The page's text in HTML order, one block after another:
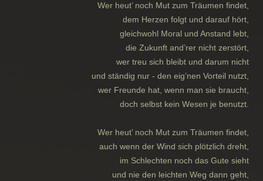
Wer heut’ noch Mut zum Träumen findet,
dem Herzen folgt und darauf hört,
gleichwohl Moral und Anstand lebt,
die Zukunft and’rer nicht zerstört,
wer treu sich bleibt und darum nicht
und ständig nur - den eig’nen Vorteil nutzt,
wer Freunde hat, wenn man sie braucht,
doch selbst kein Wesen je benutzt.
Wer heut’ noch Mut zum Träumen findet,
auch wenn der Wind sich plötzlich dreht,
im Schlechten noch das Gute sieht
und nie den leichten Weg dann geht,